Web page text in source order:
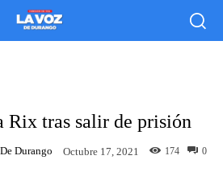
Rix tras salir de prisión
Durango Octubre 17, 2021 0
174